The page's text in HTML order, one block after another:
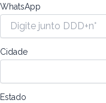
WhatsApp
Cidade
Estado